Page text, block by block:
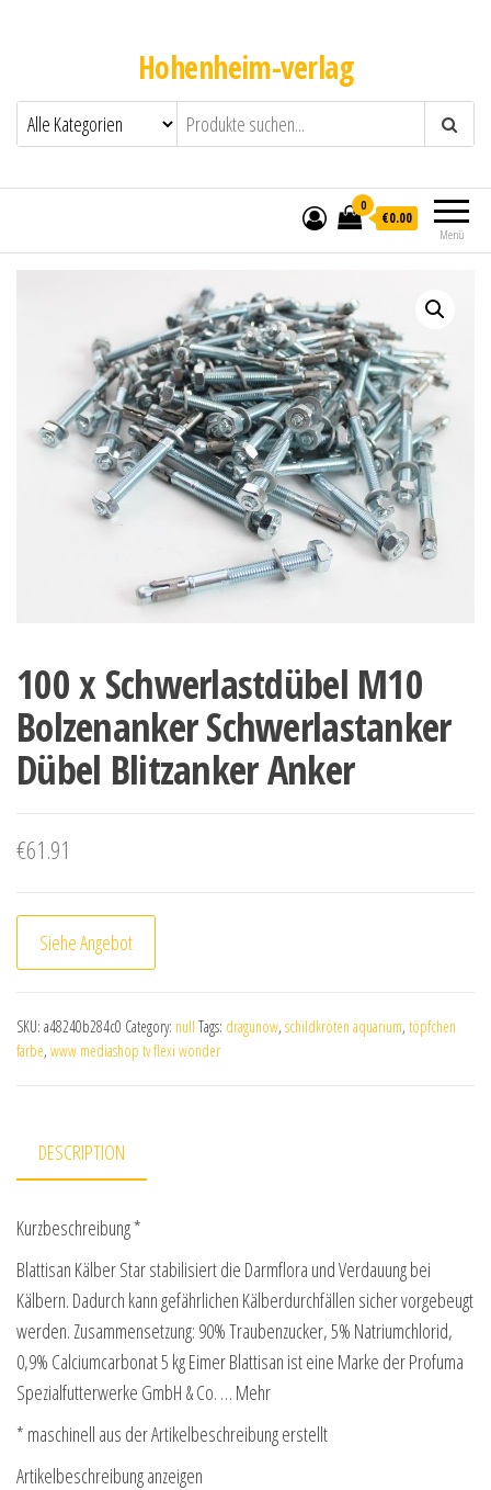
Hohenheim-verlag
Menü
0
€0.00
100 x Schwerlastdübel M10
Bolzenanker Schwerlastanker
Dübel Blitzanker Anker
€61.91
Siehe Angebot
SKU: a48240b284c0 Category: null Tags: dragunow, schildkröten aquarium, töpfchen
farbe, www mediashop tv flexi wonder
DESCRIPTION
Kurzbeschreibung *
Blattisan Kälber Star stabilisiert die Darmflora und Verdauung bei
Kälbern. Dadurch kann gefährlichen Kälberdurchfällen sicher vorgebeugt
werden. Zusammensetzung: 90% Traubenzucker, 5% Natriumchlorid,
0,9% Calciumcarbonat 5 kg Eimer Blattisan ist eine Marke der Profuma
Spezialfutterwerke GmbH & Co. … Mehr
* maschinell aus der Artikelbeschreibung erstellt
Artikelbeschreibung anzeigen